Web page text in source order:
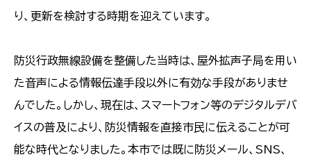
り、更新を検討する時期を迎えています。
防災行政無線設備を整備した当時は、屋外拡声子局を用い
た音声による情報伝達手段以外に有効な手段がありませ
んでした。しかし、現在は、スマートフォン等のデジタルデバ
イスの普及により、防災情報を直接市民に伝えることが可
能な時代となりました。本市では既に防災メール、SNS、